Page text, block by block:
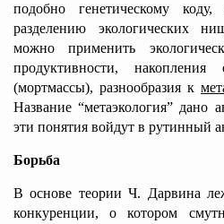
подобно генетическому
разделению экологических
можно применить
продуктивности, накопления
(мортмассы), разнообразия к
Название “метаэкология” дано
эти понятия войдут в рутинный
Борьба
В основе теории Ч. Дарвина
конкуренции, о котором